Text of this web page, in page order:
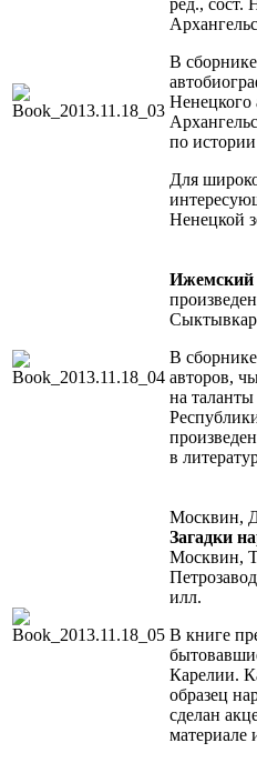
В
Ненецкого
по
Для
Ненецкой
Ижемский
В
авторов,
на
в
Москвин,
Загадки
Москвин,
илл.
В книге
Карелии.
образец
сделан
материале